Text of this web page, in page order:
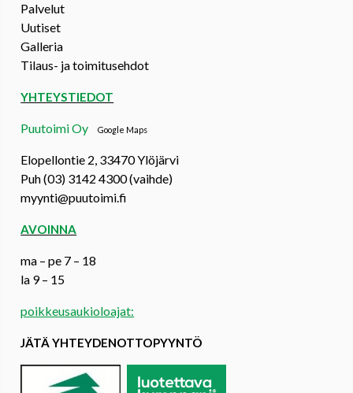
Palvelut
Uutiset
Galleria
Tilaus- ja toimitusehdot
YHTEYSTIEDOT
Puutoimi OyGoogle Maps
Elopellontie 2, 33470 Ylöjärvi
Puh (03) 3142 4300 (vaihde)
myynti@puutoimi.fi
AVOINNA
ma – pe 7 – 18
la 9 – 15
poikkeusaukioloajat:
JÄTÄ YHTEYDENOTTOPYYNTÖ